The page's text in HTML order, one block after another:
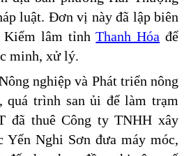
luật. Đơn vị này đã lập biên
Kiểm lâm tỉnhThanh Hóa để
minh, xử lý.
nghiệp và Phát triển nông
quá trình san ủi để làm trạm
đã thuê Công ty TNHH xây
Yến Nghi Sơn đưa máy móc,